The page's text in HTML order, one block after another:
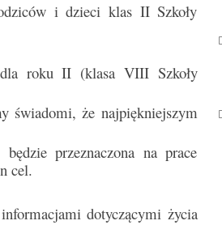
i dzieci klas II Szkoły
roku II (klasa VIII Szkoły
świadomi, że najpiękniejszym
przeznaczona na prace
cel.
dotyczącymi życia